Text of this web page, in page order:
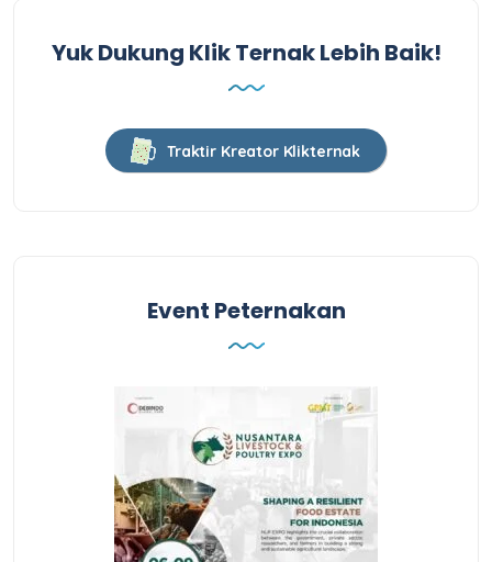
Yuk Dukung Klik Ternak Lebih Baik!
Traktir Kreator Klikternak
Event Peternakan